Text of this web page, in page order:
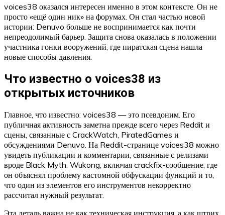
voices38 оказался интересен именно в этом контексте. Он не
просто «ещё один ник» на форумах. Он стал частью новой
истории: Denuvo больше не воспринимается как почти
непреодолимый барьер. Защита снова оказалась в положении
участника гонки вооружений, где пиратская сцена нашла
новые способы давления.
Что известно о voices38 из
открытых источников
Главное, что известно: voices38 — это псевдоним. Его
публичная активность заметна прежде всего через Reddit и
сцены, связанные с CrackWatch, PiratedGames и
обсуждениями Denuvo. На Reddit-странице voices38 можно
увидеть публикации и комментарии, связанные с релизами
вроде Black Myth: Wukong, включая crackfix-сообщение, где
он объяснял проблему кастомной обфускации функций и то,
что один из элементов его инструментов некорректно
рассчитал нужный результат.